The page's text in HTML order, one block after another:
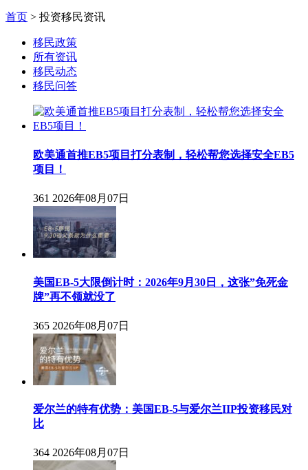
首页 > 投资移民资讯
移民政策
所有资讯
移民动态
移民问答
欧美通首推EB5项目打分表制，轻松帮您选择安全EB5
项目！
361 2026年08月07日
美国EB-5大限倒计时：2026年9月30日，这张”免死金
牌”再不领就没了
365 2026年08月07日
爱尔兰的特有优势：美国EB-5与爱尔兰IIP投资移民对
比
364 2026年08月07日